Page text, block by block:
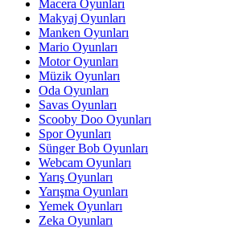
Macera Oyunları
Makyaj Oyunları
Manken Oyunları
Mario Oyunları
Motor Oyunları
Müzik Oyunları
Oda Oyunları
Savas Oyunları
Scooby Doo Oyunları
Spor Oyunları
Sünger Bob Oyunları
Webcam Oyunları
Yarış Oyunları
Yarışma Oyunları
Yemek Oyunları
Zeka Oyunları